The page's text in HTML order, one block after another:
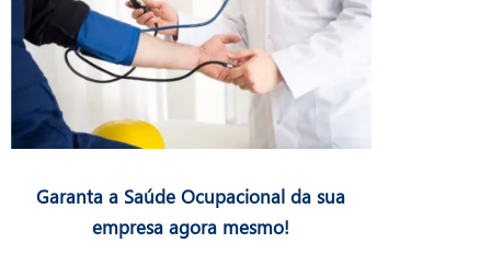
Garanta a Saúde Ocupacional da sua
empresa agora mesmo!